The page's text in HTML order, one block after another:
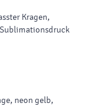
Kragen,
neon gelb,